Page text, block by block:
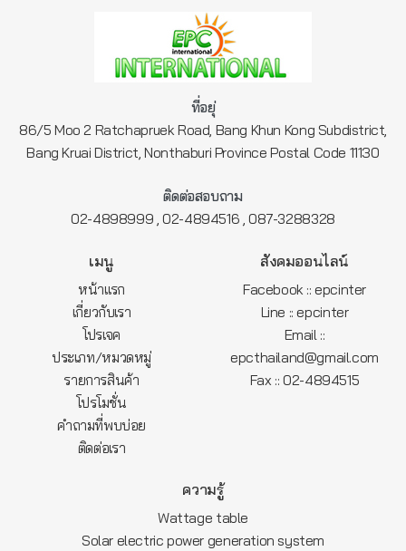
ที่อยุ่
86/5 Moo 2 Ratchapruek Road, Bang Khun Kong Subdistrict,
Bang Kruai District, Nonthaburi Province Postal Code 11130
ติดต่อสอบถาม
02-4898999 ,02-4894516 ,087-3288328
เมนู
หน้าแรก
เกี่ยวกับเรา
โปรเจค
ประเภท/หมวดหมู่
รายการสินค้า
โปรโมชั่น
คำถามที่พบบ่อย
ติดต่อเรา
สังคมออนไลน์
Facebook :: epcinter
Line :: epcinter
Email ::
epcthailand@gmail.com
Fax :: 02-4894515
ความรู้
Wattage table
Solar electric power generation system